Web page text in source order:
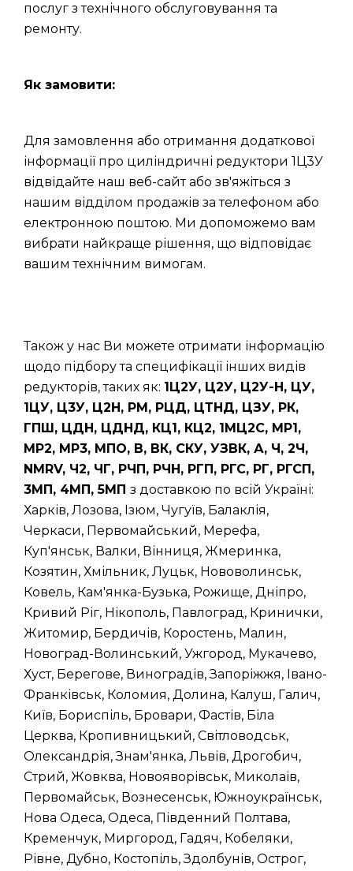
послуг з технічного обслуговування та
ремонту.
Як замовити:
Для замовлення або отримання додаткової
інформації про циліндричні редуктори 1Ц3У
відвідайте наш веб-сайт або зв'яжіться з
нашим відділом продажів за телефоном або
електронною поштою. Ми допоможемо вам
вибрати найкраще рішення, що відповідає
вашим технічним вимогам.
Також у нас Ви можете отримати інформацію
щодо підбору та специфікації інших видів
редукторів, таких як: 1Ц2У, Ц2У, Ц2У-Н, ЦУ,
1ЦУ, Ц3У, Ц2Н, РМ, РЦД, ЦТНД, ЦЗУ, РК,
ГПШ, ЦДН, ЦДНД, КЦ1, КЦ2, 1МЦ2С, МР1,
МР2, МР3, МПО, В, ВК, СКУ, УЗВК, А, Ч, 2Ч,
NMRV, Ч2, ЧГ, РЧП, РЧН, РГП, РГС, РГ, РГСП,
3МП, 4МП, 5МП з доставкою по всій Україні:
Харків, Лозова, Ізюм, Чугуїв, Балаклія,
Черкаси, Первомайський, Мерефа,
Куп'янськ, Валки, Вінниця, Жмеринка,
Козятин, Хмільник, Луцьк, Нововолинськ,
Ковель, Кам'янка-Бузька, Рожище, Дніпро,
Кривий Ріг, Нікополь, Павлоград, Кринички,
Житомир, Бердичів, Коростень, Малин,
Новоград-Волинський, Ужгород, Мукачево,
Хуст, Берегове, Виноградів, Запоріжжя, Івано-
Франківськ, Коломия, Долина, Калуш, Галич,
Київ, Бориспіль, Бровари, Фастів, Біла
Церква, Кропивницький, Світловодськ,
Олександрія, Знам'янка, Львів, Дрогобич,
Стрий, Жовква, Новояворівськ, Миколаїв,
Первомайськ, Вознесенськ, Южноукраїнськ,
Нова Одеса, Одеса, Південний Полтава,
Кременчук, Миргород, Гадяч, Кобеляки,
Рівне, Дубно, Костопіль, Здолбунів, Острог,